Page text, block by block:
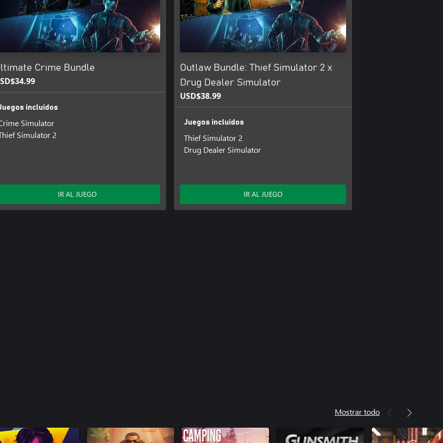
una porra y noquee a todo
o una pistola
tiempo determinado.
helicópteros. Tenga cuidado de
hasta llegar a un deportivo
Crime Bundle
incluidos
Simulator
Simulator 2
IR AL JUEGO
Outlaw Bundle: Thief Simulator 2 x
Drug Dealer Simulator
USD$38.99
Juegos incluidos
Thief Simulator 2
Drug Dealer Simulator
IR AL JUEGO
Mostrar todo